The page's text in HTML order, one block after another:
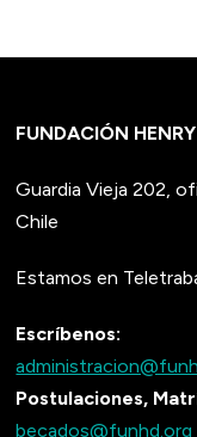
FUNDACIÓN
Guardia Vieja 202,
Chile
Estamos en
Escríbenos:
Postulaciones,
becados@funhd.org